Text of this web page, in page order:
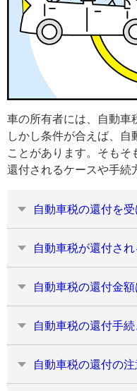
車の所有者には、自動車
しかし条件が合えば、自
ことがあります。そもそ
還付されるケースや手続
自動車税の還付を
自動車税が還付さ
自動車税の還付金額
自動車税の還付手
自動車税の還付の注